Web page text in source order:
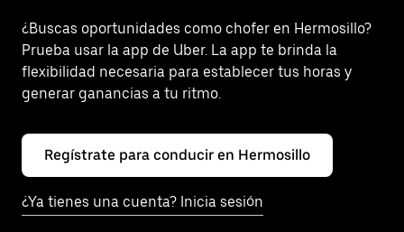
¿Buscas oportunidades como chofer en Hermosillo?
Prueba usar la app de Uber. La app te brinda la
flexibilidad necesaria para establecer tus horas y
generar ganancias a tu ritmo.
Regístrate para conducir en Hermosillo
¿Ya tienes una cuenta? Inicia sesión